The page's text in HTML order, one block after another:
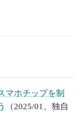
マホチップを制
（2025/01、独自